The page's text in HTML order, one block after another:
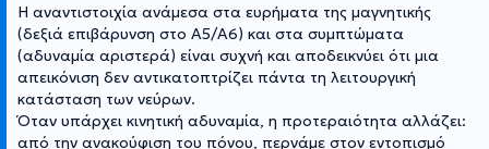
​Η αναντιστοιχία ανάμεσα στα ευρήματα της μαγνητικής
(δεξιά επιβάρυνση στο Α5/Α6) και στα συμπτώματα
(αδυναμία αριστερά) είναι συχνή και αποδεικνύει ότι μια
απεικόνιση δεν αντικατοπτρίζει πάντα τη λειτουργική
κατάσταση των νεύρων.
​Όταν υπάρχει κινητική αδυναμία, η προτεραιότητα αλλάζει:
από την ανακούφιση του πόνου, περνάμε στον εντοπισμό